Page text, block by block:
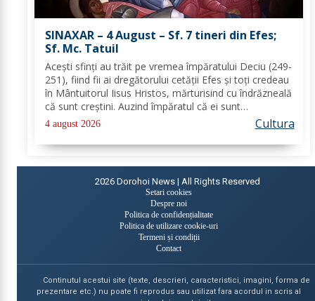
SINAXAR – 4 August – Sf. 7 tineri din Efes;
Sf. Mc. Tatuil
Aceşti sfinţi au trăit pe vremea împăratului Deciu (249-
251), fiind fii ai dregătorului cetăţii Efes şi toţi credeau
în Mântuitorul Iisus Hristos, mărturisind cu îndrăzneală
că sunt creştini. Auzind împăratul că ei sunt
mărturisitori ai lui Hristos, i-a chemat la judecată. În
faţa lui Deciu, cei...
4 august 2026 Cultura
2026 Dorohoi News | All Rights Reserved
Setari cookies
Despre noi
Politica de confidențialitate
Politica de utilizare cookie-uri
Termeni și condiții
Contact
Continutul acestui site (texte, descrieri, caracteristici, imagini, forma de
prezentare etc.) nu poate fi reprodus sau utilizat fara acordul in scris al